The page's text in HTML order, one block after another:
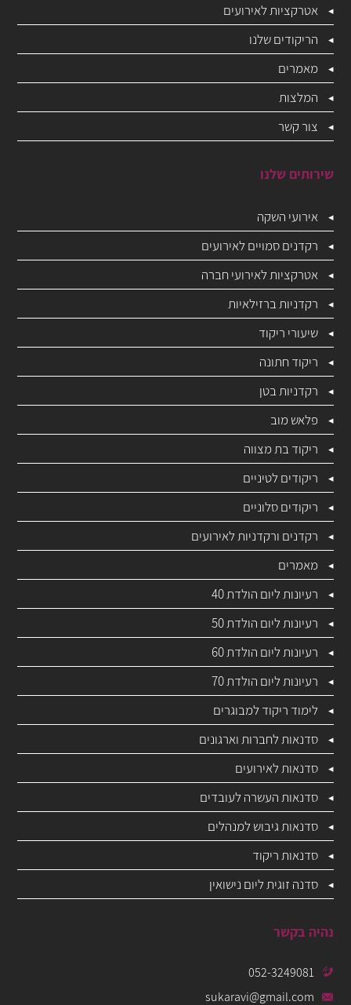
אטרקציות לאירועים
הריקודים שלנו
מאמרים
המלצות
צור קשר
שירותים שלנו
אירועי השקה
רקדנים סמויים לאירועים
אטרקציות לאירועי חברה
רקדניות ברזילאיות
שיעורי ריקוד
ריקוד חתונה
רקדניות בטן
פלאש מוב
ריקוד בת מצווה
ריקודים לטיניים
ריקודים סלוניים
רקדנים ורקדניות לאירועים
מאמרים
רעיונות ליום הולדת 40
רעיונות ליום הולדת 50
רעיונות ליום הולדת 60
רעיונות ליום הולדת 70
לימוד ריקוד למבוגרים
סדנאות לחברות וארגונים
סדנאות לאירועים
סדנאות העשרה לעובדים
סדנאות גיבוש למנהלים
סדנאות ריקוד
סדנה זוגית ליום נישואין
נהיה בקשר
052-3249081
sukaravi@gmail.com